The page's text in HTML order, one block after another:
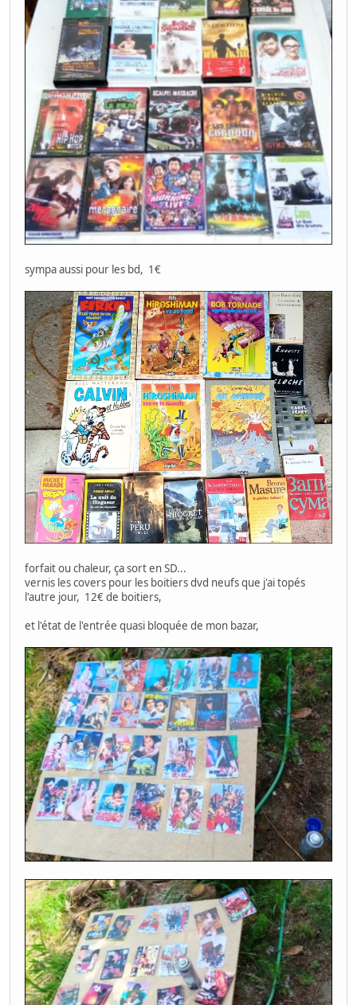
sympa aussi pour les bd, 1€
forfait ou chaleur, ça sort en SD...
vernis les covers pour les boitiers dvd neufs que j'ai topés
l'autre jour, 12€ de boitiers,
et l'état de l'entrée quasi bloquée de mon bazar,